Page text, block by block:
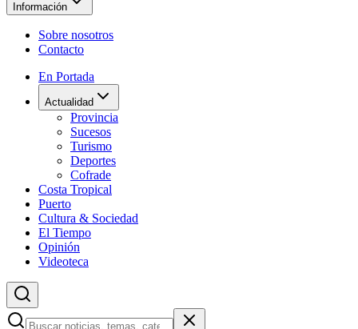
Información
Sobre nosotros
Contacto
En Portada
Actualidad
Provincia
Sucesos
Turismo
Deportes
Cofrade
Costa Tropical
Puerto
Cultura & Sociedad
El Tiempo
Opinión
Videoteca